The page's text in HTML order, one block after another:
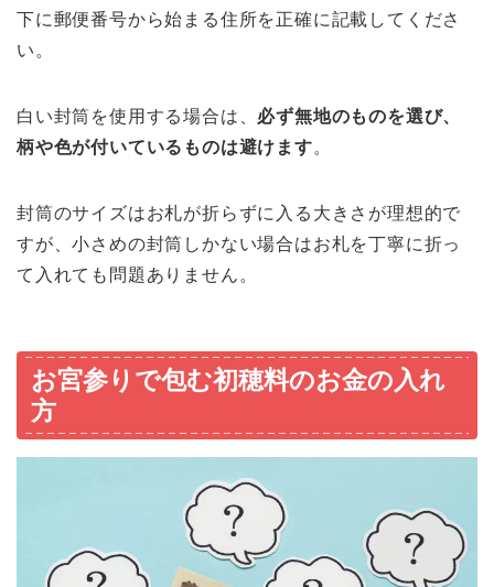
下に郵便番号から始まる住所を正確に記載してくださ
い。
白い封筒を使用する場合は、 必ず無地のものを選び、
柄や色が付いているものは避けます。
封筒のサイズはお札が折らずに入る大きさが理想的で
すが、小さめの封筒しかない場合はお札を丁寧に折っ
て入れても問題ありません。
お宮参りで包む初穂料のお金の入れ
方